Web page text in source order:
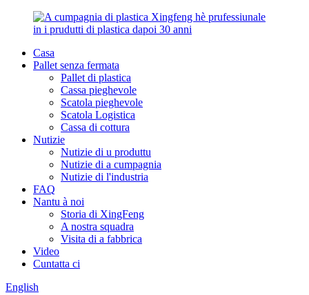
Casa
Pallet senza fermata
Pallet di plastica
Cassa pieghevole
Scatola pieghevole
Scatola Logistica
Cassa di cottura
Nutizie
Nutizie di u produttu
Nutizie di a cumpagnia
Nutizie di l'industria
FAQ
Nantu à noi
Storia di XingFeng
A nostra squadra
Visita di a fabbrica
Video
Cuntatta ci
English